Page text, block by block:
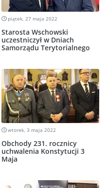
piątek, 27 maja 2022
Starosta Wschowski
uczestniczył w Dniach
Samorządu Terytorialnego
wtorek, 3 maja 2022
Obchody 231. rocznicy
uchwalenia Konstytucji 3
Maja